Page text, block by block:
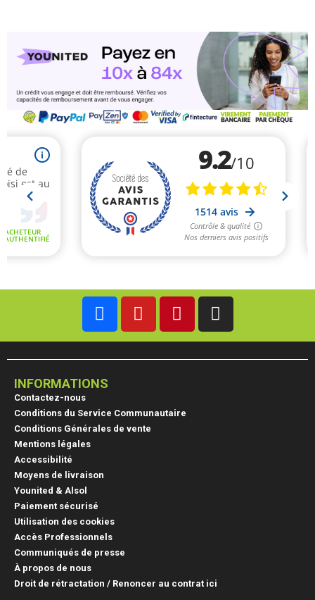
INFORMATIONS
Contactez-nous
Conditions du Service Communautaire
Conditions Générales de vente
Mentions légales
Accessibilité
Moyens de livraison
Younited & Alsol
Paiement sécurisé
Utilisation des cookies
Accès Professionnels
Communiqués de presse
À propos de nous
Droit de rétractation / Renoncer au contrat ici